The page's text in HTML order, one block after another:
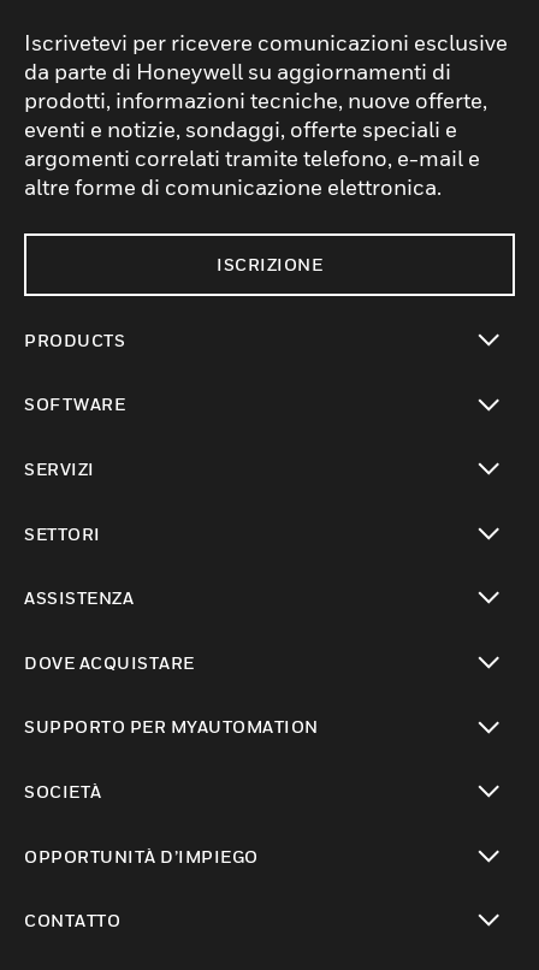
Iscrivetevi per ricevere comunicazioni esclusive
da parte di Honeywell su aggiornamenti di
prodotti, informazioni tecniche, nuove offerte,
eventi e notizie, sondaggi, offerte speciali e
argomenti correlati tramite telefono, e-mail e
altre forme di comunicazione elettronica.
ISCRIZIONE
PRODUCTS
SOFTWARE
SERVIZI
SETTORI
ASSISTENZA
DOVE ACQUISTARE
SUPPORTO PER MYAUTOMATION
SOCIETÀ
OPPORTUNITÀ D’IMPIEGO
CONTATTO